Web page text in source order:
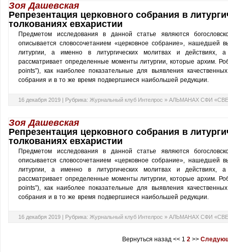
Зоя Дашевская
Репрезентация церковного собрания в
толкованиях евхаристии
Предметом исследования в данной статье являются
описывается словосочетанием «церковное собрание», нашедшей
литургии, а именно в литургических молитвах и действиях,
рассматривает определенные моменты литургии, которые архим.
points”), как наиболее показательные для выявления качественных
собрания и в то же время подвергшиеся наибольшей редукции.
16 декабря 2019 | Рубрика: Журнальный клуб Интелрос » АЛЬМАНАХ СФИ
Зоя Дашевская
Репрезентация церковного собрания в
толкованиях евхаристии
Предметом исследования в данной статье являются
описывается словосочетанием «церковное собрание», нашедшей
литургии, а именно в литургических молитвах и действиях,
рассматривает определенные моменты литургии, которые архим.
points”), как наиболее показательные для выявления качественных
собрания и в то же время подвергшиеся наибольшей редукции.
16 декабря 2019 | Рубрика: Журнальный клуб Интелрос » АЛЬМАНАХ СФИ
Вернуться назад<< 1 2>>